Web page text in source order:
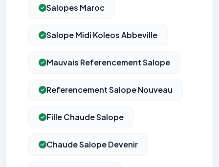
Salopes Maroc
Salope Midi Koleos Abbeville
Mauvais Referencement Salope
Referencement Salope Nouveau
Fille Chaude Salope
Chaude Salope Devenir